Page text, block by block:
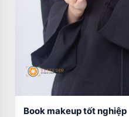
Book makeup tốt nghiệp